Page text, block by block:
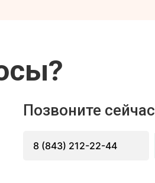
Позвоните сейчас
8 (843) 212-22-44